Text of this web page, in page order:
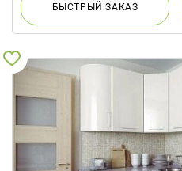
БЫСТРЫЙЗАКАЗ